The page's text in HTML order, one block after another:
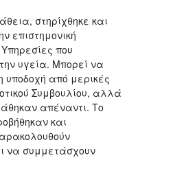
στηρίχθηκε και
επιστημονική
Υπηρεσίες που
υγεία. Μπορεί να
υποδοχή από μερικές
Συμβουλίου, αλλά
απέναντι. Το
και
να συμμετάσχουν